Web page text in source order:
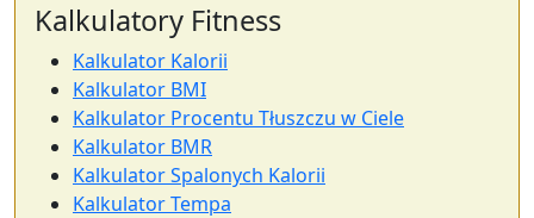
Kalkulatory Fitness
Kalkulator Kalorii
Kalkulator BMI
Kalkulator Procentu Tłuszczu w Ciele
Kalkulator BMR
Kalkulator Spalonych Kalorii
Kalkulator Tempa